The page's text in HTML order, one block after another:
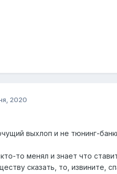
2020
выхлоп и не тюнинг-
то менял и знает что
сказать, то, извините,